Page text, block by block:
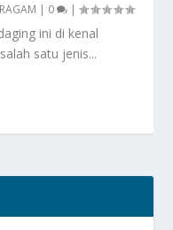
RAGAM | 0 |
ini di kenal
satu jenis...